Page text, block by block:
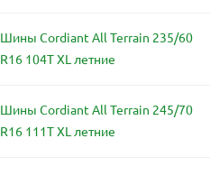
Шины Cordiant All Terrain 235/60
R16 104T XL летние
Шины Cordiant All Terrain 245/70
R16 111T XL летние